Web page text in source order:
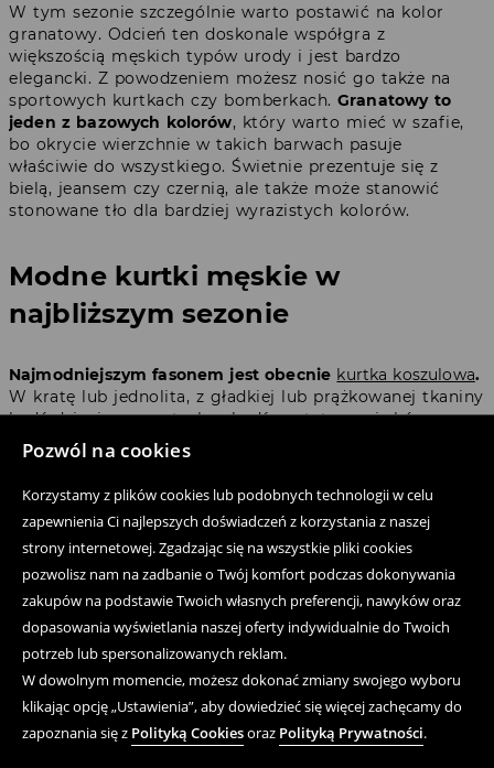
Pozwól na cookies
Korzystamy z plików cookies lub podobnych technologii w celu
zapewnienia Ci najlepszych doświadczeń z korzystania z naszej
strony internetowej. Zgadzając się na wszystkie pliki cookies
pozwolisz nam na zadbanie o Twój komfort podczas dokonywania
zakupów na podstawie Twoich własnych preferencji, nawyków oraz
dopasowania wyświetlania naszej oferty indywidualnie do Twoich
potrzeb lub spersonalizowanych reklam.
W dowolnym momencie, możesz dokonać zmiany swojego wyboru
klikając opcję „Ustawienia”, aby dowiedzieć się więcej zachęcamy do
zapoznania się z Polityką Cookiesoraz Polityką Prywatności.
W tym sezonie szczególnie warto postawić na kolor
granatowy. Odcień ten doskonale współgra z
większością męskich typów urody i jest bardzo
elegancki. Z powodzeniem możesz nosić go także na
sportowych kurtkach czy bomberkach. Granatowy to
jeden z bazowych kolorów, który warto mieć w szafie,
bo okrycie wierzchnie w takich barwach pasuje
właściwie do wszystkiego. Świetnie prezentuje się z
bielą, jeansem czy czernią, ale także może stanowić
stonowane tło dla bardziej wyrazistych kolorów.
Modne kurtki męskie w
najbliższym sezonie
Najmodniejszym fasonem jest obecnie kurtka koszulowa.
W kratę lub jednolita, z gładkiej lub prążkowanej tkaniny
bądź dzianiny, ze sztruksu bądź syntetycznej skóry.
Zapinana na guziki, z dużymi kieszeniami z przodu.
Dobrze prezentuje się w casualowych stylizacjach ze
bluzą męską i t-shirtem męskim .
Kurtki anorak to hit ostatnich sezonów.
Kojarzą się
szczególnie ze stylem skaterów, bo to praktyczny,
sportowy typ kurtki. Tego typu okrycie wierzchnie
wygląda cool dosneakersówi luźnych spodni. Kurtki
męskie anorak zwykle mają rozpinany kołnierz, co
zdecydowanie jest dodatkowy plusem tego modelu.
Klasyczne męskie kurtki